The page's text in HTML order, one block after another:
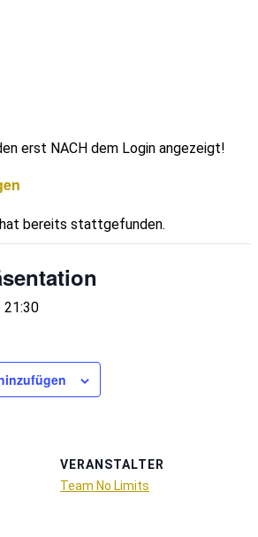
erst NACH dem Login angezeigt!
bereits stattgefunden.
21:30
VERANSTALTER
Team No Limits